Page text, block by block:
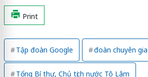
Print
Tập đoàn Google đoàn chuyên
Tổng Bí thư, Chủ tịch nước Tô Lâm